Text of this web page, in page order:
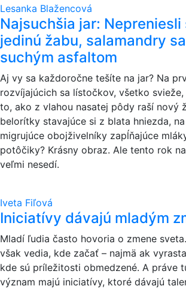
Lesanka Blažencová
Najsuchšia jar: Nepreniesli
jedinú žabu, salamandry
suchým asfaltom
Aj vy sa každoročne tešíte na jar? Na
rozvíjajúcich sa lístočkov, všetko svieže,
to, ako z vlahou nasatej pôdy raší nový
belorítky stavajúce si z blata hniezda,
migrujúce obojživelníky zapĺňajúce
potôčiky? Krásny obraz. Ale tento rok
veľmi nesedí.
Iveta Fiľová
Iniciatívy dávajú mladým
Mladí ľudia často hovoria o zmene
však vedia, kde začať – najmä ak
kde sú príležitosti obmedzené. A práve
význam majú iniciatívy, ktoré dávajú